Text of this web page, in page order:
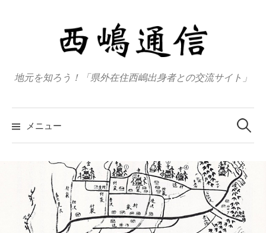
ツ
キ
地元を知ろう！「県外在住西嶋出身者との交流サイト」
メニュー 索